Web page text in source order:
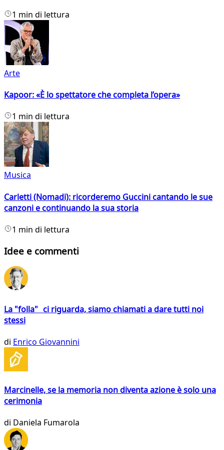
1 min di lettura
Arte
Kapoor: «È lo spettatore che completa l’opera»
1 min di lettura
Musica
Carletti (Nomadi): ricorderemo Guccini cantando le sue
canzoni e continuando la sua storia
1 min di lettura
Idee e commenti
La "folla" ci riguarda, siamo chiamati a dare tutti noi
stessi
di Enrico Giovannini
Marcinelle, se la memoria non diventa azione è solo una
cerimonia
di Daniela Fumarola